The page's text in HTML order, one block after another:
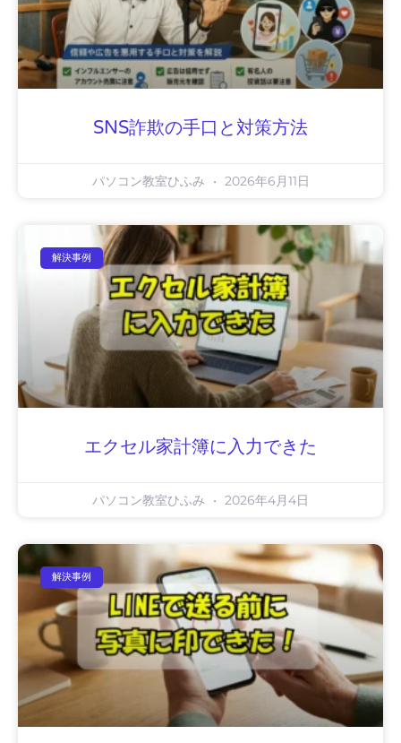
SNS詐欺の手口と対策方法
パソコン教室ひふみ 2026年6月11日
解決事例
エクセル家計簿に入力できた
パソコン教室ひふみ 2026年4月4日
解決事例